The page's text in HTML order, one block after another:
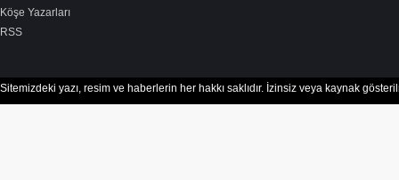
Köşe Yazarları
RSS
Sitemizdeki yazı, resim ve haberlerin her hakkı saklıdır. İzinsiz veya kaynak